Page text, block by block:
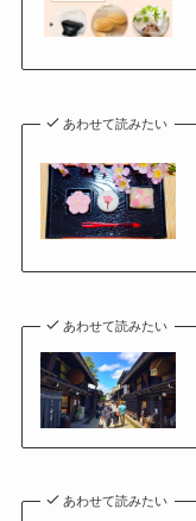
あわせて読みたい
あわせて読みたい
あわせて読みたい